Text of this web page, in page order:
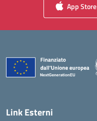
App Store
Link Esterni